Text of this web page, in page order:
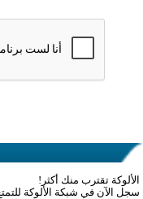
الألوكة تقترب منك أكثر!
سجل الآن في شبكة الألوكة